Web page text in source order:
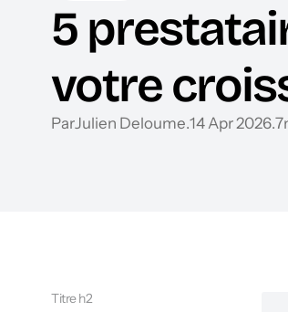
5
votre
ParJulien Deloume.14 Apr 2026.7
Titre h2